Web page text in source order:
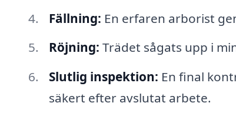
Fällning: En erfaren arborist
Röjning: Trädet sågats upp i
Slutlig inspektion: En final
säkert efter avslutat arbete.